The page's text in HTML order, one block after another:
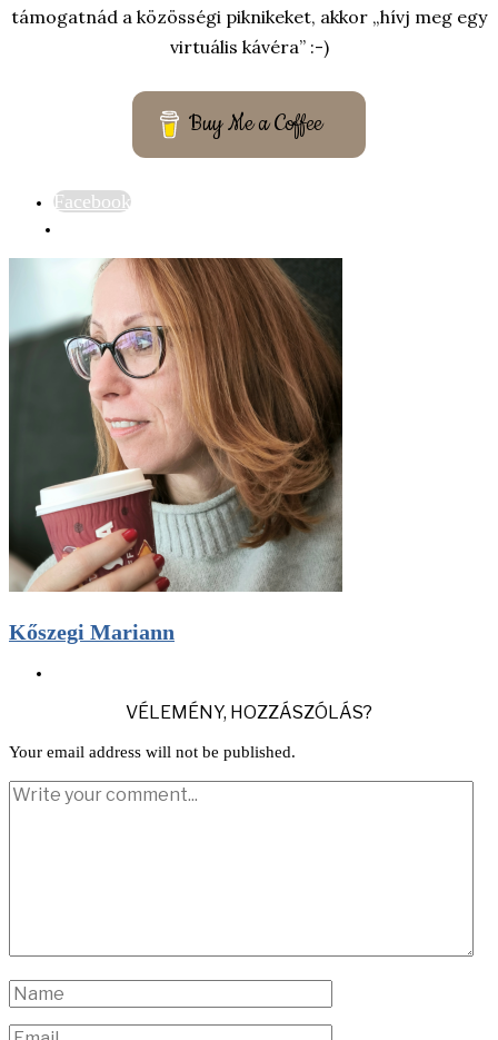
támogatnád a közösségi piknikeket, akkor „hívj meg egy
virtuális kávéra” :-)
Buy Me a Coffee
Facebook
Kőszegi Mariann
VÉLEMÉNY, HOZZÁSZÓLÁS?
Your email address will not be published.